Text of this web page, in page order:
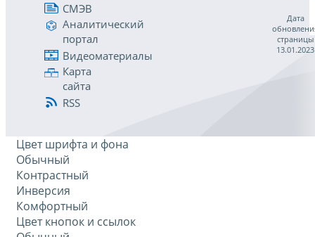
СМЭВ
Аналитический
портал
Видеоматериалы
Карта
сайта
RSS
Дата
страницы
13.01.2023
Цвет шрифта и фона
Обычный
Контрастный
Инверсия
Комфортный
Цвет кнопок и ссылок